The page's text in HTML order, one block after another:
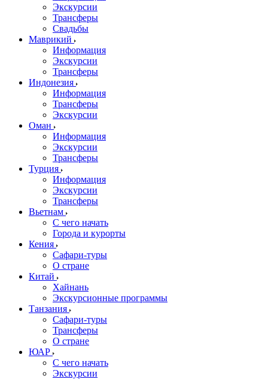
Экскурсии
Трансферы
Свадьбы
Маврикий
Информация
Экскурсии
Трансферы
Индонезия
Информация
Трансферы
Экскурсии
Оман
Информация
Экскурсии
Трансферы
Турция
Информация
Экскурсии
Трансферы
Вьетнам
С чего начать
Города и курорты
Кения
Сафари-туры
О стране
Китай
Хайнань
Экскурсионные программы
Танзания
Сафари-туры
Трансферы
О стране
ЮАР
С чего начать
Экскурсии